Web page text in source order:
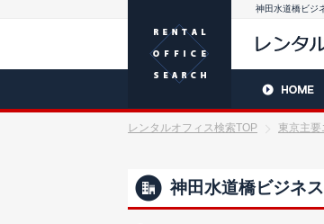
神田水道橋ビジ
レンタルオフィス検索TOP 東京主要
神田水道橋ビジネ